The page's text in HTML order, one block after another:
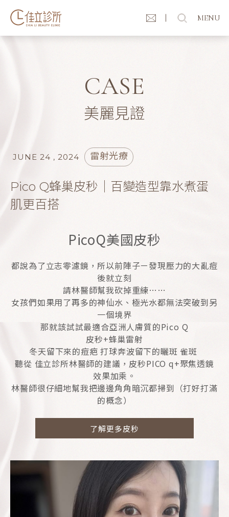
MENU
CASE
美麗見證
JUNE 24 , 2024 雷射光療
Pico Q蜂巢皮秒｜百變造型靠水煮蛋
肌更百搭
PicoQ美國皮秒
都說為了立志零濾鏡，所以前陣子ㄧ發現壓力的大亂痘
後就立刻
請林醫師幫我砍掉重練……
女孩們如果用了再多的神仙水、極光水都無法突破到另
一個境界
那就該試試最適合亞洲人膚質的Pico Q
皮秒+蜂巢雷射
冬天留下來的痘疤 打球奔波留下的曬斑 雀斑
聽從 佳立診所林醫師的建議，皮秒PICO q+聚焦透鏡
效果加乘。
林醫師很仔細地幫我把邊邊角角暗沉都掃到（打好打滿
的概念）
了解更多皮秒